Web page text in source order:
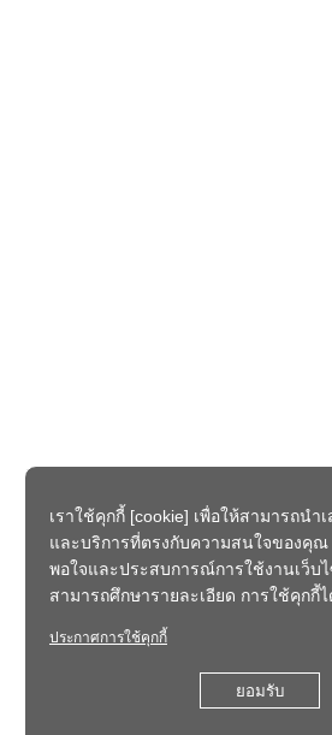
เราใช้คุกกี้ [cookie] เพื่อให้สามารถนำ
และบริการที่ตรงกับความสนใจของคุณ
พอใจและประสบการณ์การใช้งานเว็
สามารถศึกษารายละเอียด การใช้คุกกี้
ประกาศการใช้คุกกี้
ยอมรับ